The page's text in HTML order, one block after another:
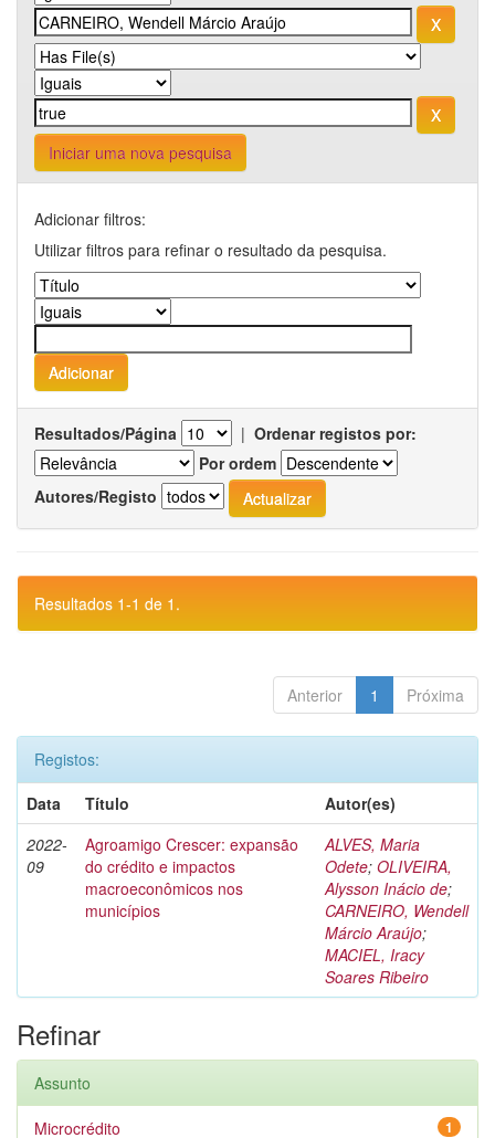
Iniciar uma nova pesquisa
Adicionar filtros:
Utilizar filtros para refinar o resultado da pesquisa.
Resultados/Página | Ordenar registos por:
Por ordem
Autores/Registo
Resultados 1-1 de 1.
Anterior 1 Próxima
Registos:
Data
Título
Autor(es)
2022-
09
Agroamigo Crescer: expansão
do crédito e impactos
macroeconômicos nos
municípios
ALVES, Maria
Odete; OLIVEIRA,
Alysson Inácio de;
CARNEIRO, Wendell
Márcio Araújo;
MACIEL, Iracy
Soares Ribeiro
Refinar
Assunto
1
Microcrédito